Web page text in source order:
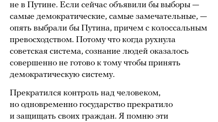
не в Путине. Если сейчас объявили бы выборы —
самые демократические, самые замечательные, —
опять выбрали бы Путина, причем с колоссальным
превосходством. Потому что когда рухнула
советская система, сознание людей оказалось
совершенно не готово к тому чтобы принять
демократическую систему.
Прекратился контроль над человеком,
но одновременно государство прекратило
и защищать своих граждан. Я помню эти